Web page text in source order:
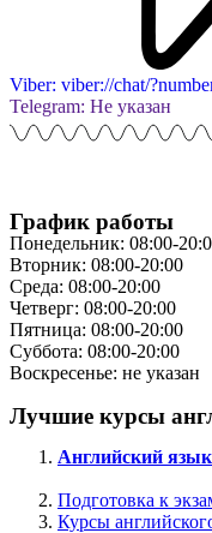
Viber: viber://chat/
Telegram: Не указан
График работы
Понедельник: 08:00-
Вторник: 08:00-20:00
Среда: 08:00-20:00
Четверг: 08:00-20:00
Пятница: 08:00-20:00
Суббота: 08:00-20:00
Воскресенье: не указан
Лучшие курсы
Английский
Подготовка к
Курсы